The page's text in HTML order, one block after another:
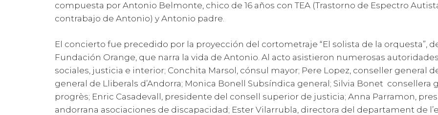
compuesta por Antonio Belmonte, chico de 16 años con TEA (Trastorno de Espectro
contrabajo de Antonio) y Antonio padre.
El concierto fue precedido por la proyección del cortometraje “El solista de la orquesta”,
Fundación Orange, que narra la vida de Antonio. Al acto asistieron numerosas
sociales, justicia e interior; Conchita Marsol, cónsul mayor; Pere Lopez, conseller general
general de Lliberals d’Andorra; Monica Bonell Subsíndica general; Silvia Bonet
progrès; Enric Casadevall, presidente del consell superior de justicia; Anna Parramon,
andorrana asociaciones de discapacidad; Ester Vilarrubla, directora del departament de